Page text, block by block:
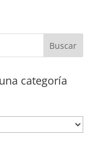
categoría